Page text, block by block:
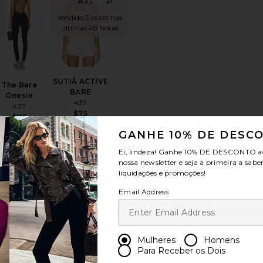
The Bare
Onesie
437
$115
Vendido 5 vezes nas
últimas 48 horas
SUTIÃ ACTIVE
BARE
437
$75
Sculpt Shortie
TENDÊNCIAS
ATUAIS!
8 vezes nas
últimas 48 horas
favoritoVita Full Length Legging
GANHE 10% DE
Ei, lindeza! Ganhe 10% DE DESCONTO
nossa newsletter e seja a primeira a
liquidações e promoções!
Email Address
Mulheres
Homens
Para Receber os Dois